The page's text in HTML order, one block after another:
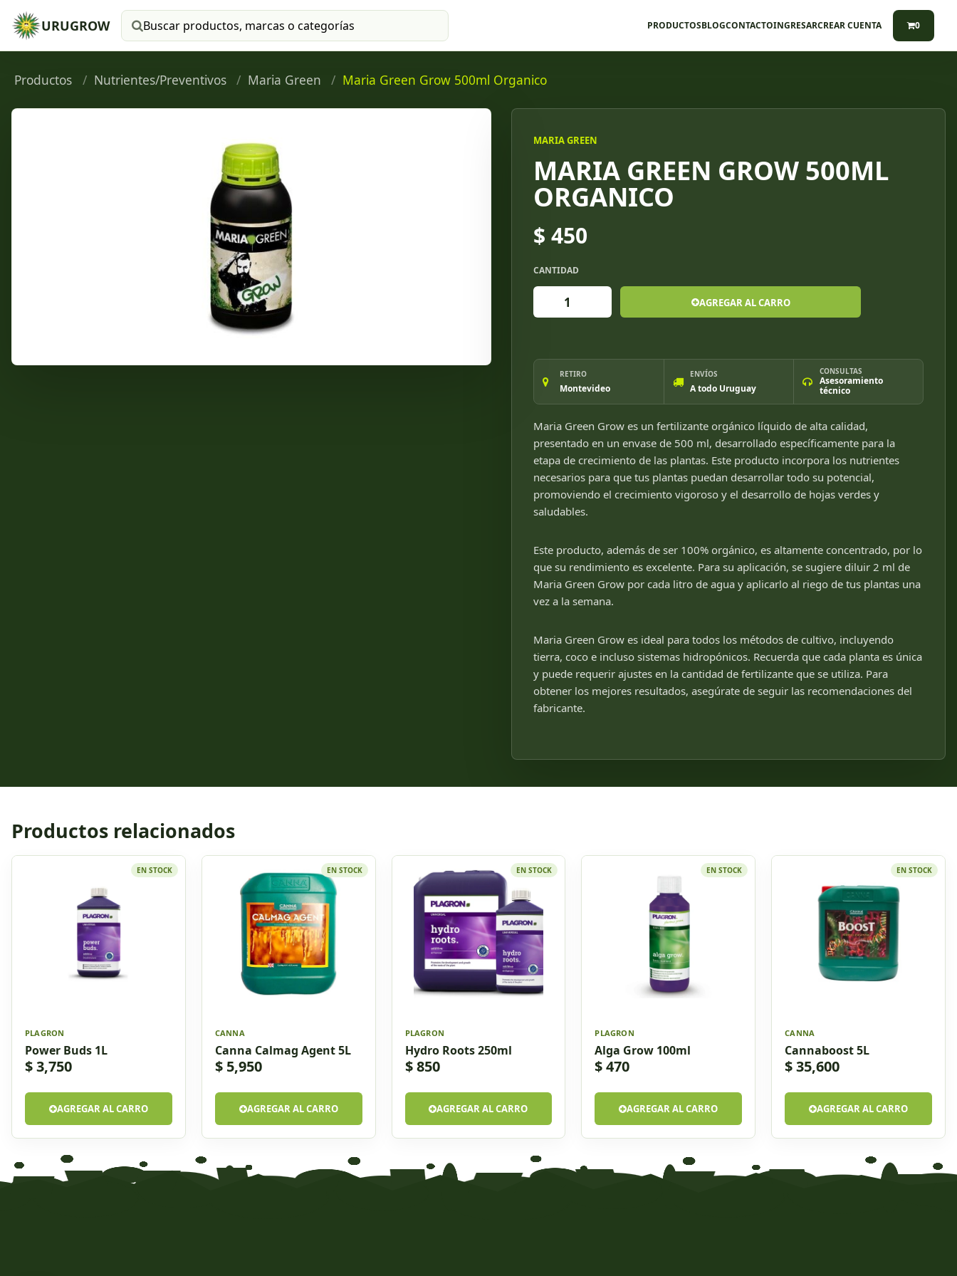
URUGROW Buscar productos PRODUCTOSBLOGCONTACTOINGRESARCREAR CUENTA 0
Productos Nutrientes/Preventivos Maria Green Maria Green Grow 500ml Organico
MARIA GREEN
MARIA GREEN GROW 500ML
ORGANICO
$ 450
CANTIDAD
AGREGAR AL CARRO
RETIRO
Montevideo
ENVÍOS
A todo Uruguay
CONSULTAS
Asesoramiento
técnico
Maria Green Grow es un fertilizante orgánico líquido de alta calidad,
presentado en un envase de 500 ml, desarrollado específicamente para la
etapa de crecimiento de las plantas. Este producto incorpora los nutrientes
necesarios para que tus plantas puedan desarrollar todo su potencial,
promoviendo el crecimiento vigoroso y el desarrollo de hojas verdes y
saludables.
Este producto, además de ser 100% orgánico, es altamente concentrado, por lo
que su rendimiento es excelente. Para su aplicación, se sugiere diluir 2 ml de
Maria Green Grow por cada litro de agua y aplicarlo al riego de tus plantas una
vez a la semana.
Maria Green Grow es ideal para todos los métodos de cultivo, incluyendo
tierra, coco e incluso sistemas hidropónicos. Recuerda que cada planta es única
y puede requerir ajustes en la cantidad de fertilizante que se utiliza. Para
obtener los mejores resultados, asegúrate de seguir las recomendaciones del
fabricante.
Productos relacionados
EN STOCK
PLAGRON
Power Buds 1L
$ 3,750
AGREGAR AL CARRO
EN STOCK
CANNA
Canna Calmag Agent 5L
$ 5,950
AGREGAR AL CARRO
EN STOCK
PLAGRON
Hydro Roots 250ml
$ 850
AGREGAR AL CARRO
EN STOCK
PLAGRON
Alga Grow 100ml
$ 470
AGREGAR AL CARRO
EN STOCK
CANNA
Cannaboost 5L
$ 35,600
AGREGAR AL CARRO